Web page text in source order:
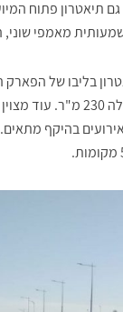
1,500 מקומות וקטן במעט מאמפי קיסריה
בליבו של הפארק
לצפות מכל כיוון